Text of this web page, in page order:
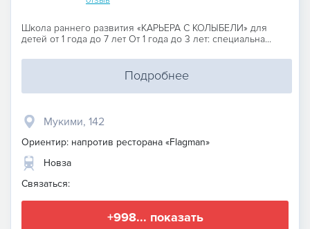
Школа раннего развития «КАРЬЕРА С КОЛЫБЕЛИ» для
детей от 1 года до 7 лет От 1 года до 3 лет: специальна...
Подробнее
Мукими, 142
Ориентир: напротив ресторана «Flagman»
Новза
Связаться:
+998... показать